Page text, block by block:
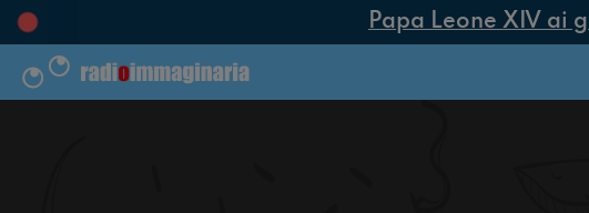
Papa Leone XIV ai